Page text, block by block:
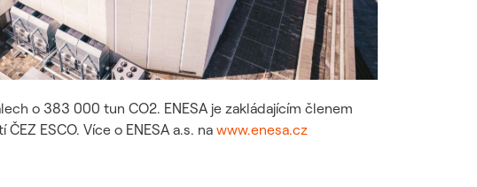
o 383 000 tun CO2. ENESA je zakládajícím členem
ESCO. Více o ENESA a.s. na www.enesa.cz